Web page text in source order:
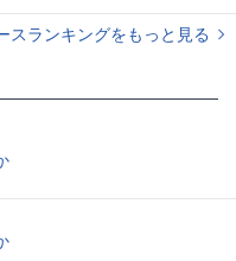
スランキングをもっと見る